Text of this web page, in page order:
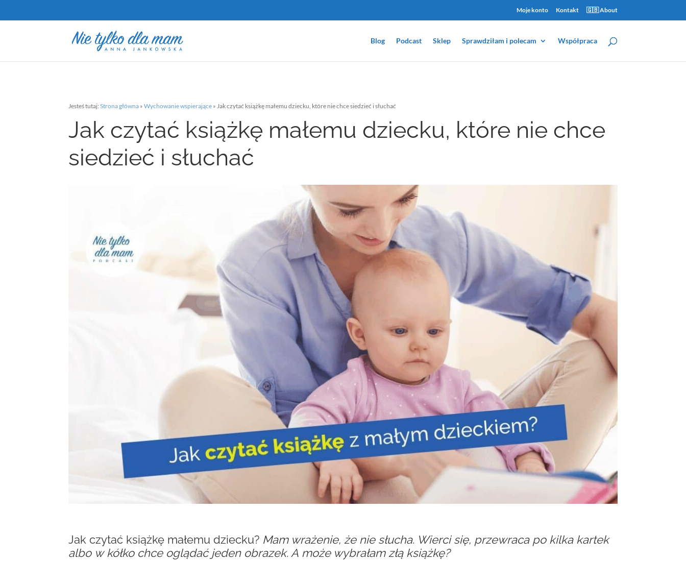
Moje konto Kontakt 🇬🇧 About
Blog Podcast Sklep Sprawdziłam i polecam Współpraca
Jesteś tutaj:Strona główna »Wychowanie wspierające »Jak czytać książkę małemu dziecku, które nie chce siedzieć i słuchać
Jak czytać książkę małemu dziecku, które nie chce
siedzieć i słuchać
Jak czytać książkę małemu dziecku? Mam wrażenie, że nie słucha. Wierci się, przewraca po kilka kartek
albo w kółko chce oglądać jeden obrazek. A może wybrałam złą książkę?